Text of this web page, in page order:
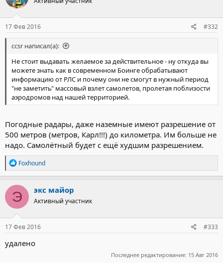
17 Фев 2016 #332
ccsr написал(а):
Не стоит выдавать желаемое за действительное - ну откуда вы
можете знать как в современном Боинге обрабатывают
информацию от РЛС и почему они не смогут в нужный период
"не заметить" массовый взлет самолетов, пролетая поблизости
аэродромов над нашей территорией.
Погодные радары, даже наземные имеют разрешение от
500 метров (метров, Карл!!!) до километра. Им больше не
надо. Самолётный будет с ещё худшим разрешением.
Р
е
а
к
ц
и
и
:
Foxhound
Э экс майор
Активный участник
17 Фев 2016 #333
удалено
Последнее редактирование: 15 Авг 2016